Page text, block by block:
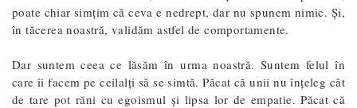
poate chiar simțim că ceva e nedrept, dar nu spunem nimic. Și,
în tăcerea noastră, validăm astfel de comportamente.
Dar suntem ceea ce lăsăm în urma noastră. Suntem felul în
care îi facem pe ceilalți să se simtă. Păcat că unii nu înțeleg cât
de tare pot răni cu egoismul și lipsa lor de empatie. Păcat că